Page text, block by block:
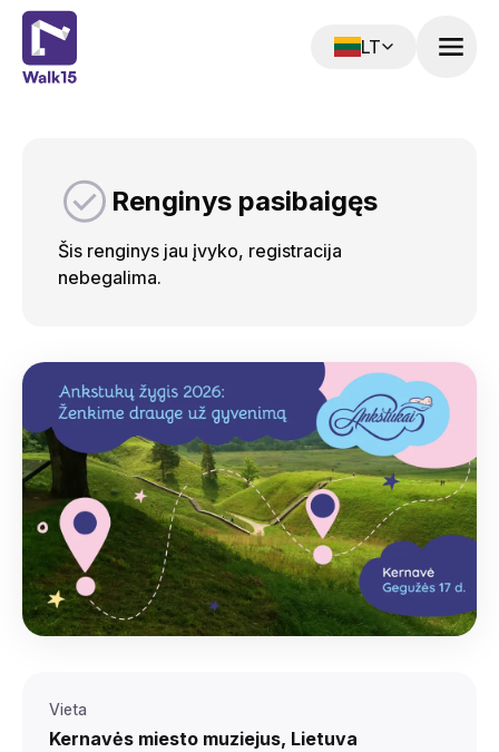
LT
Renginys pasibaigęs‌‍‍‍‍‌‍‍‌‌‌‍‌‌‌‍‌‌‌‍‍‌‍‌‍‍‌‌‌‍‌‌‌‍‌‌‌‌‍‍‍‌‍‌‌‌‌‍‌‌‌‍‌‌‌‍‍‌‌‍‌‍‌‌‍‍‍‌‍‍‌‌‌‍‍‌‌‍‌‍‌‌‍‍‌‍‍‍‌‌‌‍‍‍‌‍‌‌‌‌‍‌‍‌‌‌‌‌‌‍‍‌‌‌‌‍‌‌‍‍‌‌‍‍‍‌‌‍‍‌‌‍‌‍‌‌‌‍‌‍‍‍‌‌‌‍‍‌‌‍‌‍‌‌‍‍‍‌‍‍‌‌‌‍‍‌‌‍‌‍‌‌‍‍‌‍‍‍‌‌‌‍‍‍‌‍‌‌‌‌‍‌‌‌‍‌‍‌‌‍‍‌‍‍‍‌‌‌‍‍‌‌‍‌‌‌‌‍‍‌‌‍‌‍‌‌‍‍‌‌‍‌‌‌‌‍‌‍‌‍‌‌‌‌‍‍‌‍‌‌‍‌‌‍‍‍‌‍‌‌‌‌‍‍‌‍‍‌‌‌‌‍‍‌‌‍‌‍‌‌‌‍‌‌‌‍‌‌‌‍‍‍‍‍‌‍‌‌‌‌‌‍‌‍‌‌
Šis renginys jau įvyko, registracija
nebegalima.‌‍‍‍‍‌‍‍‌‌‌‍‌‌‌‍‌‌‌‍‍‌‍‌‍‍‌‌‌‍‌‌‌‍‌‌‌‌‍‍‍‌‍‌‌‌‌‍‌‌‌‍‌‌‌‍‍‌‌‍‌‍‌‌‍‍‍‌‍‍‌‌‌‍‍‌‌‍‌‍‌‌‍‍‌‍‍‍‌‌‌‍‍‍‌‍‌‌‌‌‍‌‍‌‌‌‌‌‌‍‍‌‌‌‌‍‌‌‍‍‌‌‍‍‍‌‌‍‍‌‌‍‌‍‌‌‌‍‌‍‍‍‌‌‌‍‍‌‌‍‌‍‌‌‍‍‍‌‍‍‌‌‌‍‍‌‌‍‌‍‌‌‍‍‌‍‍‍‌‌‌‍‍‍‌‍‌‌‌‌‍‌‌‌‍‌‍‌‌‍‍‌‍‍‍‌‌‌‍‍‌‌‍‌‌‌‌‍‍‌‌‍‌‍‌‌‍‍‌‌‍‌‌‌‌‍‌‍‌‌‍‍‌‌‍‍‍‌‍‌‍‌‌‍‍‌‌‌‍‌‌‌‍‍‍‌‍‌‌‌‌‍‍‌‍‌‌‍‌‌‍‍‍‌‍‌‌‌‌‍‍‌‍‍‌‌‌‌‍‍‌‌‍‌‍‌‌‌‍‌‌‌‍‌‌‌‍‍‍‍‍‌‍‌‌‌‌‌‍‌‍‌‌
Vieta‌‍‍‍‍‌‍‍‌‌‌‍‌‌‌‍‌‌‌‍‍‌‍‌‍‍‌‌‌‍‌‌‌‍‌‌‌‌‍‍‍‌‍‌‌‌‌‍‌‌‌‍‌‌‌‍‍‌‌‍‌‍‌‌‍‍‍‌‍‍‌‌‌‍‍‌‌‍‌‍‌‌‍‍‌‍‍‍‌‌‌‍‍‍‌‍‌‌‌‌‍‌‍‌‌‌‌‌‌‍‍‌‌‌‌‍‌‌‍‍‌‌‍‍‍‌‌‍‍‌‌‍‌‍‌‌‌‍‌‍‍‍‌‌‌‍‍‌‍‍‌‌‌‌‍‍‌‍‍‍‍‌‌‍‍‌‌‌‍‍‌‌‍‍‌‌‌‌‍‌‌‍‍‍‌‍‌‌‌‌‍‍‌‍‌‌‍‌‌‍‍‌‍‍‍‍‌‌‍‍‌‍‍‍‌‌‌‌‍‌‌‌‍‌‌‌‍‍‍‍‍‌‍‌‌‌‌‌‍‌‍‌‌
Kernavės miesto muziejus, Lietuva